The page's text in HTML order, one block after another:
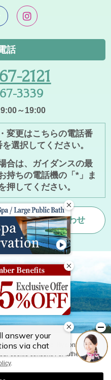
話
2121
3339
～19:00
変更はこちらの電話番
選択してください。
合は、ガイダンスの最
持ちの電話機の「*」ま
押してください。
関するお問い合わせ
All Rights Reserved.
user experience. By continuing to
cookie consent. For futher
.